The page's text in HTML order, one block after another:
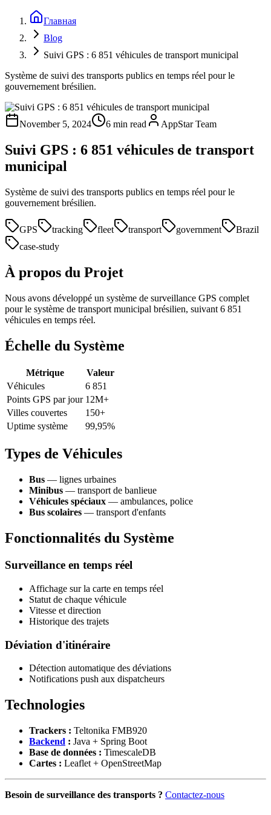
Главная
Blog
Suivi GPS : 6 851 véhicules de transport municipal
Système de suivi des transports publics en temps réel pour le
gouvernement brésilien.
November 5, 2024 6 min read AppStar Team
Suivi GPS : 6 851 véhicules de transport
municipal
Système de suivi des transports publics en temps réel pour le
gouvernement brésilien.
GPS tracking fleet transport government
Brazil
case-study
À propos du Projet
Nous avons développé un système de surveillance GPS complet
pour le système de transport municipal brésilien, suivant 6 851
véhicules en temps réel.
Échelle du Système
Métrique
Valeur
Véhicules
6 851
Points GPS par jour 12M+
Villes couvertes
150+
Uptime système
99,95%
Types de Véhicules
Bus — lignes urbaines
Minibus — transport de banlieue
Véhicules spéciaux — ambulances, police
Bus scolaires — transport d'enfants
Fonctionnalités du Système
Surveillance en temps réel
Affichage sur la carte en temps réel
Statut de chaque véhicule
Vitesse et direction
Historique des trajets
Déviation d'itinéraire
Détection automatique des déviations
Notifications push aux dispatcheurs
Technologies
Trackers : Teltonika FMB920
Backend : Java + Spring Boot
Base de données : TimescaleDB
Cartes : Leaflet + OpenStreetMap
Besoin de surveillance des transports ? Contactez-nous